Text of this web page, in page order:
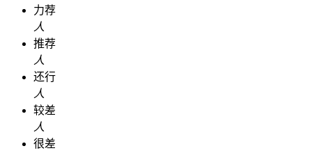
力荐
人
推荐
人
还行
人
较差
人
很差